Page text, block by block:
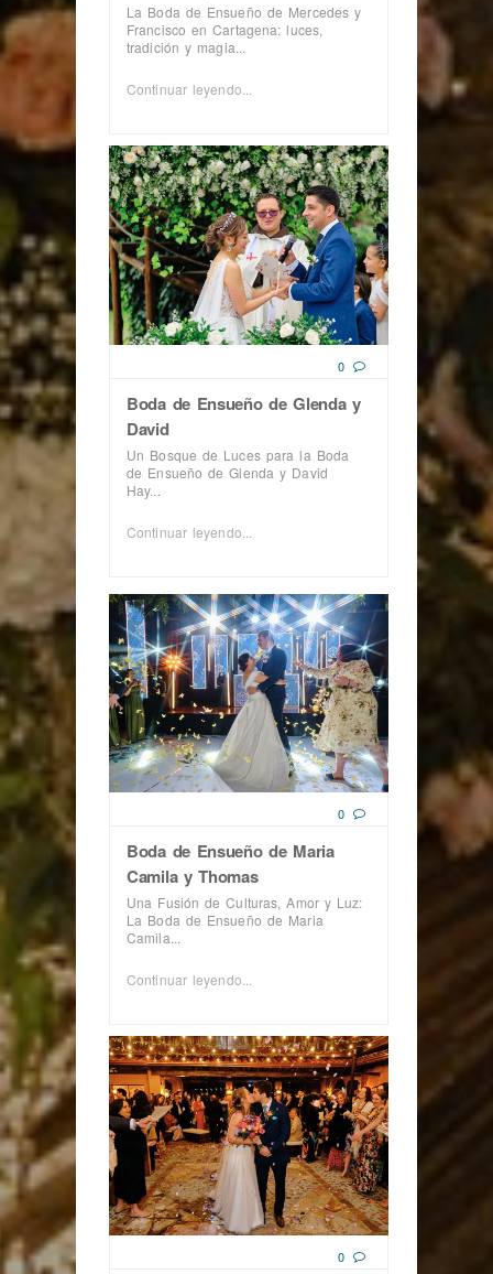
La Boda de Ensueño de Mercedes y
Francisco en Cartagena: luces,
tradición y magia...
Continuar leyendo...
0
Boda de Ensueño de Glenda y
David
Un Bosque de Luces para la Boda
de Ensueño de Glenda y David
Hay...
Continuar leyendo...
0
Boda de Ensueño de Maria
Camila y Thomas
Una Fusión de Culturas, Amor y Luz:
La Boda de Ensueño de Maria
Camila...
Continuar leyendo...
0